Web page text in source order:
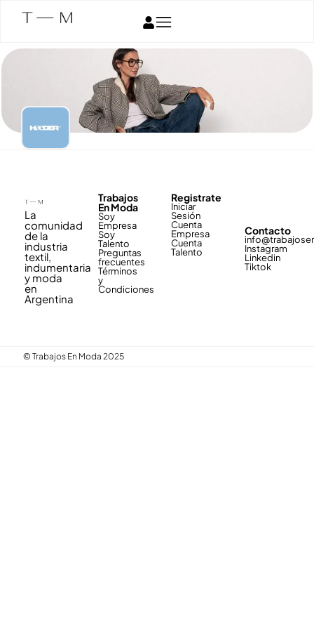
La
comunidad
de la
industria
textil,
indumentaria
y moda
en
Argentina
Trabajos
En Moda
Soy
Empresa
Soy
Talento
Preguntas
frecuentes
Términos
y
Condiciones
Registrate
Iniciar
Sesión
Cuenta
Empresa
Cuenta
Talento
Contacto
Instagram
Linkedin
Tiktok
© Trabajos En Moda 2025